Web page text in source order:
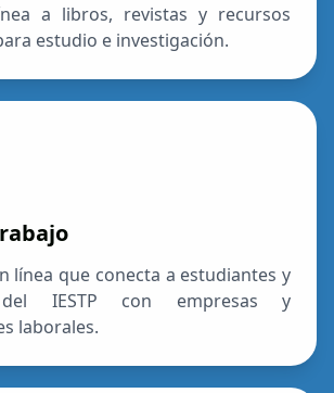
a libros, revistas y recursos
estudio e investigación.
línea que conecta a estudiantes y
del IESTP con empresas y
laborales.